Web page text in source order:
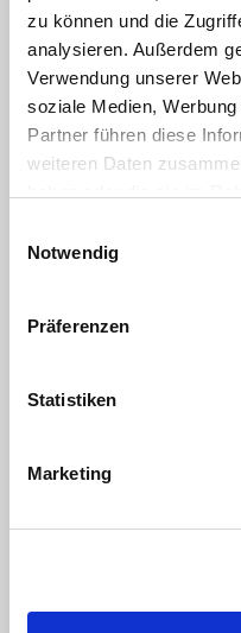
zu können und die
analysieren. Außerdem
Verwendung unserer
soziale Medien,
Partner führen diese
weiteren Daten
Cookies, wenn Sie
Notwendig
Präferenzen
Statistiken
Marketing
„Wir kochen für
schwierigen Zeit für die
Weiterlesen